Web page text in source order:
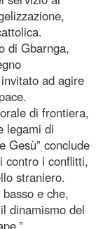
di Gbarnga,
ad agire
di frontiera,
legami di
Gesù” conclude
contro i conflitti,
straniero.
e che,
dinamismo del